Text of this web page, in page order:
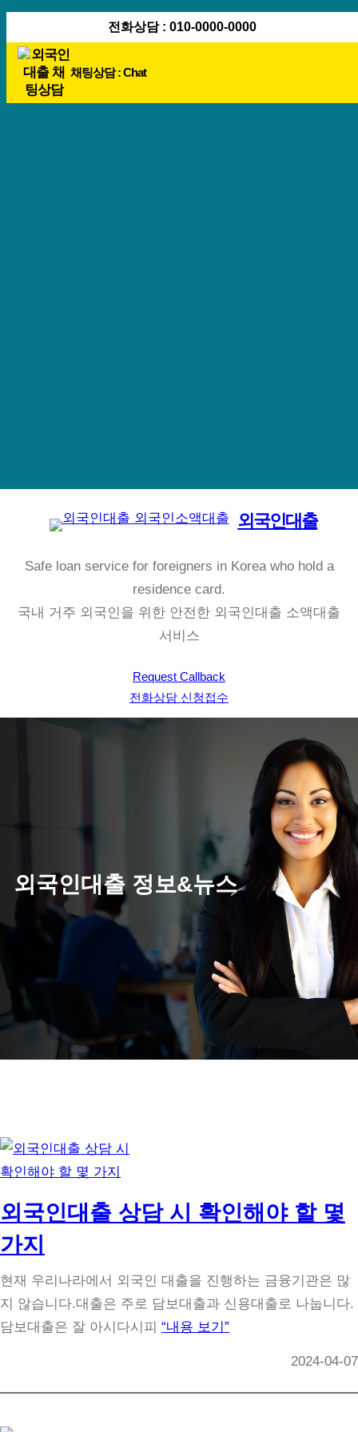
콘
바
전화상담 : 010-0000-0000
채팅상담 : Chat
외국인대출
Safe loan service for foreigners in Korea who hold a
residence card.
국내 거주 외국인을 위한 안전한 외국인대출 소액대출
서비스
Request Callback
전화상담 신청접수
외국인대출 정보&뉴스
외국인대출 상담 시 확인해야 할 몇
가지
현재 우리나라에서 외국인 대출을 진행하는 금융기관은 많
지 않습니다.대출은 주로 담보대출과 신용대출로 나눕니다.
담보대출은 잘 아시다시피 “내용 보기”
2024-04-07